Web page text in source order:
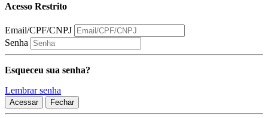
Acesso Restrito
Email/CPF/CNPJ
Senha
Esqueceu sua senha?
Lembrar senha
Acessar Fechar